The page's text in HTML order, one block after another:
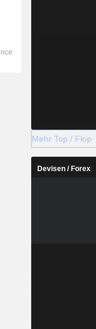
Mehr Top / Flop
Devisen / Forex